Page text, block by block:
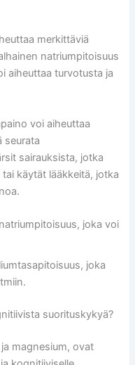
merkittäviä
natriumpitoisuus
aiheuttaa turvotusta ja
voi aiheuttaa
seurata
sairauksista, jotka
käytät lääkkeitä, jotka
joka voi
joka
suorituskykyä?
magnesium, ovat